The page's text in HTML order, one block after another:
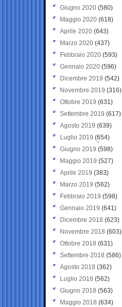
Giugno 2020 (580)
Maggio 2020 (618)
Aprile 2020 (643)
Marzo 2020 (437)
Febbraio 2020 (593)
Gennaio 2020 (596)
Dicembre 2019 (542)
Novembre 2019 (316)
Ottobre 2019 (631)
Settembre 2019 (617)
Agosto 2019 (639)
Luglio 2019 (654)
Giugno 2019 (598)
Maggio 2019 (527)
Aprile 2019 (383)
Marzo 2019 (562)
Febbraio 2019 (598)
Gennaio 2019 (641)
Dicembre 2018 (623)
Novembre 2018 (603)
Ottobre 2018 (631)
Settembre 2018 (586)
Agosto 2018 (362)
Luglio 2018 (562)
Giugno 2018 (563)
Maggio 2018 (634)